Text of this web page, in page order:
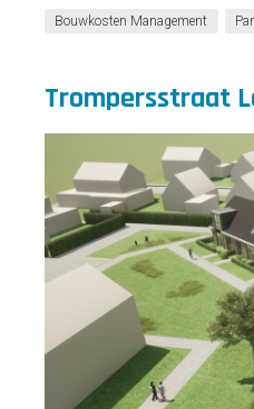
Bouwkosten Management
Trompersstraat